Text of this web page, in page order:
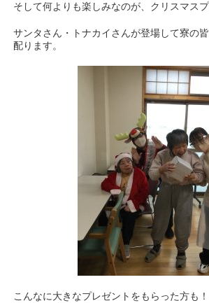
そして何よりも楽しみなのが、クリスマスプ
サンタさん・トナカイさんが登場して寮の
配ります。
こんなに大きなプレゼントをもらった方も